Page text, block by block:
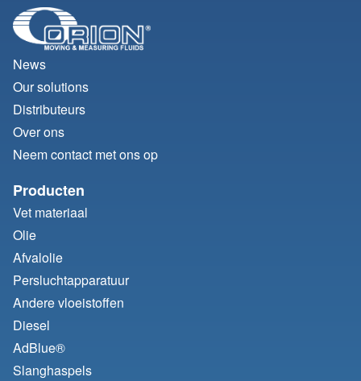
News
Our solutions
Distributeurs
Over ons
Neem contact met ons op
Producten
Vet materiaal
Olie
Afvalolie
Persluchtapparatuur
Andere vloeistoffen
Diesel
AdBlue®
Slanghaspels